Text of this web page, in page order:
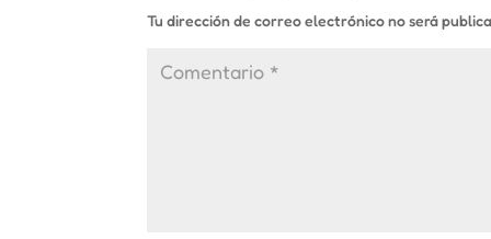
Tu dirección de correo electrónico no será